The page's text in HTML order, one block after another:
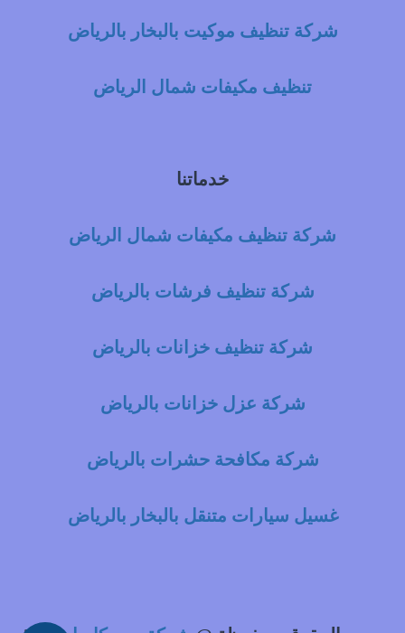
شركة تنظيف موكيت بالبخار بالرياض
تنظيف مكيفات شمال الرياض
خدماتنا
شركة تنظيف مكيفات شمال الرياض
شركة تنظيف فرشات بالرياض
شركة تنظيف خزانات بالرياض
شركة عزل خزانات بالرياض
شركة مكافحة حشرات بالرياض
غسيل سيارات متنقل بالبخار بالرياض